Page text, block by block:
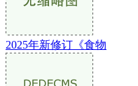
2025年新修订《食物